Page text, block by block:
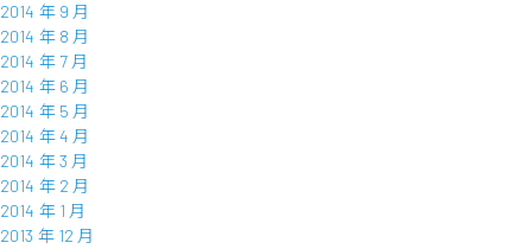
2014 年 9 月
2014 年 8 月
2014 年 7 月
2014 年 6 月
2014 年 5 月
2014 年 4 月
2014 年 3 月
2014 年 2 月
2014 年 1 月
2013 年 12 月